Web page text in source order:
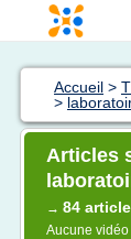
Accueil >
>
Articles
→ 84
Aucune